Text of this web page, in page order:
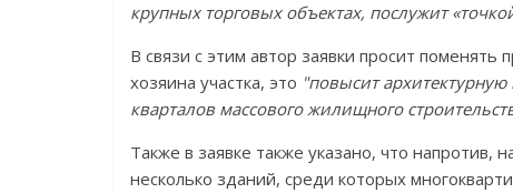
крупных торговых объектах, послужит
В связи с этим автор заявки просит
хозяина участка, это "повысит
кварталов массового жилищного
Также в заявке также указано, что напротив,
несколько зданий, среди которых